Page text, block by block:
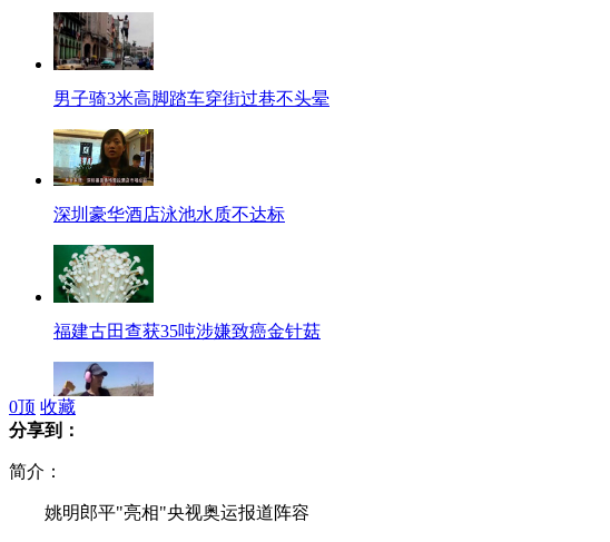
男子骑3米高脚踏车穿街过巷不头晕
深圳豪华酒店泳池水质不达标
福建古田查获35吨涉嫌致癌金针菇
0顶 收藏
分享到：
简介：
姚明郎平"亮相"央视奥运报道阵容